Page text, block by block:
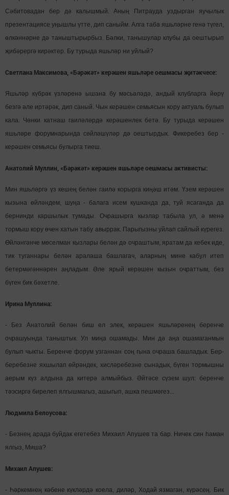
Сәбитовадан бер дә калышмый. Аның Питрауда уздырган яучылык
презентациясе уңышлы үтте, дип саныйм. Алга таба яшьләрне генә түгел,
өлкәннәрне дә таныштырырбыз. Бәлки, танышулар клубы да оештырып
җибәрергә кирәктер. Бу турыда яшьләр ни уйлый?
Светлана Максимова, «Бәрәкәт» керәшен яшьләре оешмасы җитәкчесе:
Яшьләр күбрәк үзләренә ышана бу мәсьәләдә, андый клубларга йөрү
безгә әле иртәрәк, дип саный. Чын керәшен семьясын кору актуаль булып
кала. Чөнки катнаш гаиләләрдә керәшенлек бетә. Бу турыда керәшен
яшьләре форумнарында сөйләшүләр дә оештырдык. Фикеребез бер -
керәшен семьясы булырга тиеш.
Анатолий Муллин, «Бәрәкәт» керәшен яшьләре оешмасы активисты:
Мин яшьләргә үз кешең белән гаилә корырга киңәш итәм. Үзем керәшен
кызына өйләндем, шуңа - балага исем кушканда да, туй ясаганда да
бернинди каршылык тумады. Очрашырга кызлар табыла ул, ә менә
тормыш кору өчен хатын табу авыррак. Парыгызны уйлап сайлый күрегез.
Өйләнгәнче мөселман кызлары белән дә очраштым, яратам да кебек иде,
тик туганнары белән аралаша башлагач, аларның мине кабул итеп
бетермәгәннәрен аңладым. Әле ярый керәшен кызын очраттым, без
бүген бик бәхетле.
Ирина Муллина:
- Без Анатолий белән биш ел элек, керәшен яшьләренең беренче
очрашуында таныштык. Ул миңа ошамады. Мин дә аңа ошамаганмын
булып чыкты. Беренче форум узганнан соң гына очраша башладык. Бер-
беребезне яхшылап өйрәндек, хисләребезне сынадык, бүген тормышны
аерым күз алдына да китерә алмыйбыз. Әйтәсе сүзем шул: беренче
тәэсиргә бирелеп ялгышмагыз, ашыгып, ашка пешмәгез...
Людмила Белоусова:
- Безнең арада буйдак егетебез Михаил Апушев та бар. Ничек син һаман
ялгыз, Миша?
Михаил Апушев:
- Һәркемнең кәбене күкләрдә коела, диләр, Ходай язмаган, күрәсең. Бик